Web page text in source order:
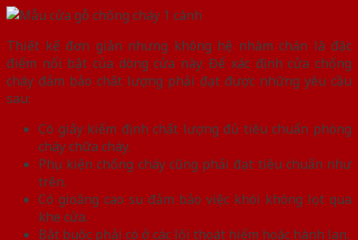
Thiết kế đơn giản nhưng không hệ nhàm chán là đặc
điểm nổi bật của dòng cửa này. Để xác định cửa chống
cháy đảm bảo chất lượng phải đạt được những yêu cầu
sau:
Có giấy kiểm định chất lượng đủ tiêu chuẩn phòng
cháy chữa cháy.
Phụ kiện chống cháy cũng phải đạt tiêu chuẩn như
trên.
Có gioăng cao su đảm bảo việc khói không lọt qua
khe cửa.
Bắt buộc phải có ở các lối thoát hiểm hoặc hành lan.